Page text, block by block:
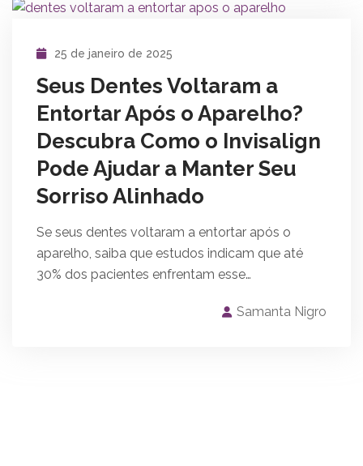
25 de janeiro de 2025
Seus Dentes Voltaram a
Entortar Após o Aparelho?
Descubra Como o Invisalign
Pode Ajudar a Manter Seu
Sorriso Alinhado
Se seus dentes voltaram a entortar após o
aparelho, saiba que estudos indicam que até
30% dos pacientes enfrentam esse…
Samanta Nigro